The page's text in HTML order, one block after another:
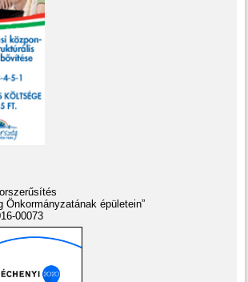
Önkormányzatának épületein”
00073